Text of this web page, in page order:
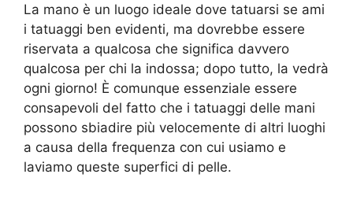
La mano è un luogo ideale dove tatuarsi se ami
i tatuaggi ben evidenti, ma dovrebbe essere
riservata a qualcosa che significa davvero
qualcosa per chi la indossa; dopo tutto, la vedrà
ogni giorno! È comunque essenziale essere
consapevoli del fatto che i tatuaggi delle mani
possono sbiadire più velocemente di altri luoghi
a causa della frequenza con cui usiamo e
laviamo queste superfici di pelle.